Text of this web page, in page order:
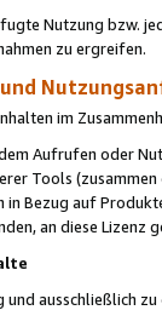
Nutzung bzw.
zu ergreifen.
im
Aufrufen oder
Tools (zusammen
in Bezug auf
an diese Lizenz
ausschließlich